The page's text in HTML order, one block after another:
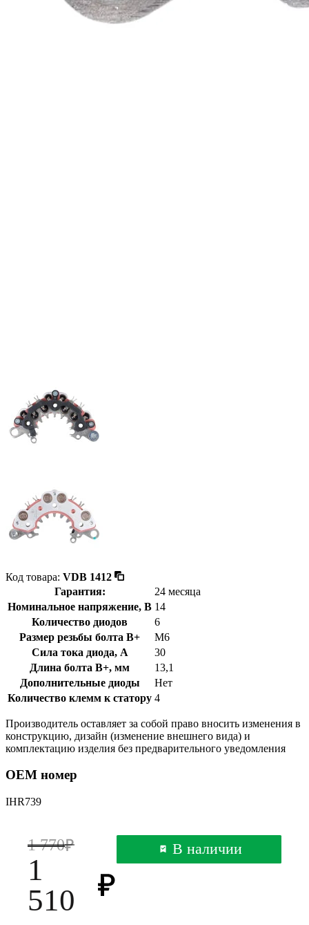
Код товара: VDB 1412
Гарантия:
24 месяца
Номинальное напряжение, В 14
Количество диодов
6
Размер резьбы болта B+
М6
Сила тока диода, А
30
Длина болта B+, мм
13,1
Дополнительные диоды
Нет
Количество клемм к статору 4
Производитель оставляет за собой право вносить изменения в
конструкцию, дизайн (изменение внешнего вида) и
комплектацию изделия без предварительного уведомления
OEM номер
IHR739
1 770
1
510
В наличии